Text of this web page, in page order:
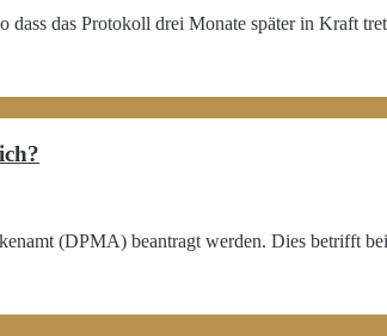
das Protokoll drei Monate später in Kraft
(DPMA) beantragt werden. Dies betrifft